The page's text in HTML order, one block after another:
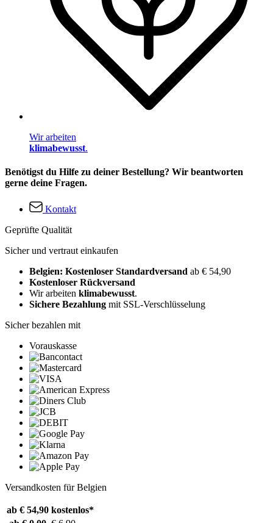
Wir arbeiten
klimabewusst.
Benötigst du Hilfe zu deiner Bestellung? Wir beantworten
gerne deine Fragen.
Kontakt
Geprüfte Qualität
Sicher und vertraut einkaufen
Belgien: Kostenloser Standardversand ab € 54,90
Kostenloser Rückversand
Wir arbeiten klimabewusst.
Sichere Bezahlung mit SSL-Verschlüsselung
Sicher bezahlen mit
Vorauskasse
Versandkosten für Belgien
ab € 54,90 kostenlos*